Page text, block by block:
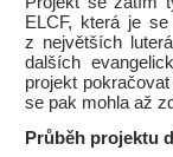
ELCF, která je
z největších
dalších
projekt
se pak mohla až
Průběh projektu